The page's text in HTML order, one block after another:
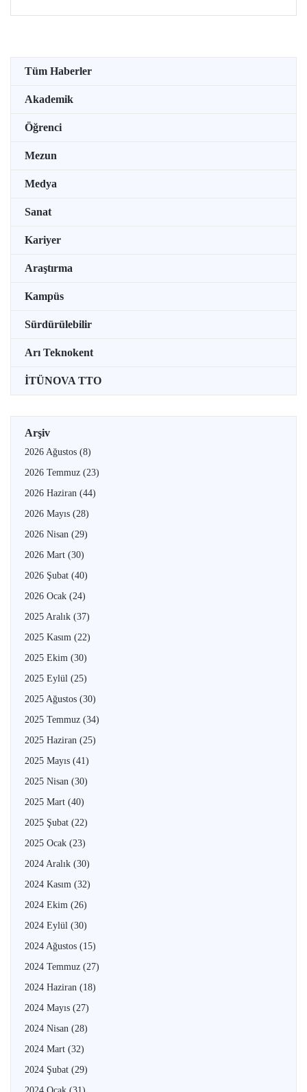
Tüm Haberler
Akademik
Öğrenci
Mezun
Medya
Sanat
Kariyer
Araştırma
Kampüs
Sürdürülebilir
Arı Teknokent
İTÜNOVA TTO
Arşiv
2026 Ağustos (8)
2026 Temmuz (23)
2026 Haziran (44)
2026 Mayıs (28)
2026 Nisan (29)
2026 Mart (30)
2026 Şubat (40)
2026 Ocak (24)
2025 Aralık (37)
2025 Kasım (22)
2025 Ekim (30)
2025 Eylül (25)
2025 Ağustos (30)
2025 Temmuz (34)
2025 Haziran (25)
2025 Mayıs (41)
2025 Nisan (30)
2025 Mart (40)
2025 Şubat (22)
2025 Ocak (23)
2024 Aralık (30)
2024 Kasım (32)
2024 Ekim (26)
2024 Eylül (30)
2024 Ağustos (15)
2024 Temmuz (27)
2024 Haziran (18)
2024 Mayıs (27)
2024 Nisan (28)
2024 Mart (32)
2024 Şubat (29)